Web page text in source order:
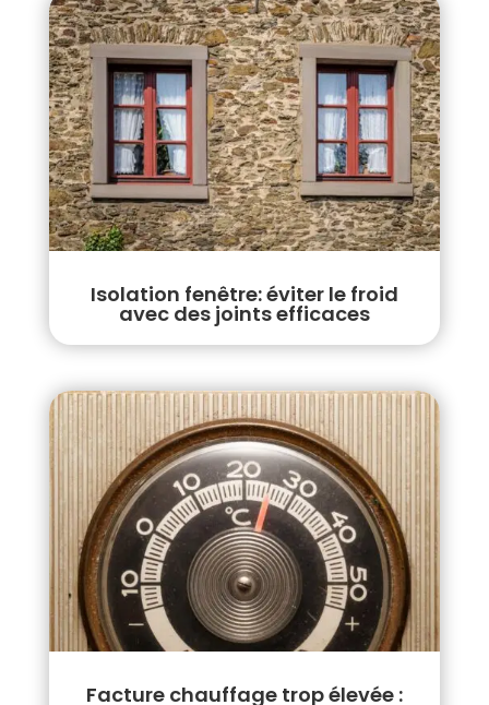
Isolation fenêtre: éviter le froid
avec des joints efficaces
Facture chauffage trop élevée :